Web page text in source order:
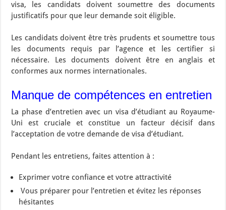
visa, les candidats doivent soumettre des documents
justificatifs pour que leur demande soit éligible.
Les candidats doivent être très prudents et soumettre tous
les documents requis par l’agence et les certifier si
nécessaire. Les documents doivent être en anglais et
conformes aux normes internationales.
Manque de compétences en entretien
La phase d’entretien avec un visa d’étudiant au Royaume-
Uni est cruciale et constitue un facteur décisif dans
l’acceptation de votre demande de visa d’étudiant.
Pendant les entretiens, faites attention à :
Exprimer votre confiance et votre attractivité
Vous préparer pour l’entretien et évitez les réponses
hésitantes